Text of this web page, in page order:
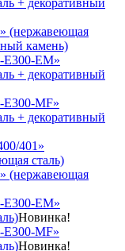
+ декоративный
(нержавеющая
камень)
E300-EM»
+ декоративный
E300-MF»
+ декоративный
401»
сталь)
(нержавеющая
Е300-EM»
Новинка!
Е300-MF»
Новинка!